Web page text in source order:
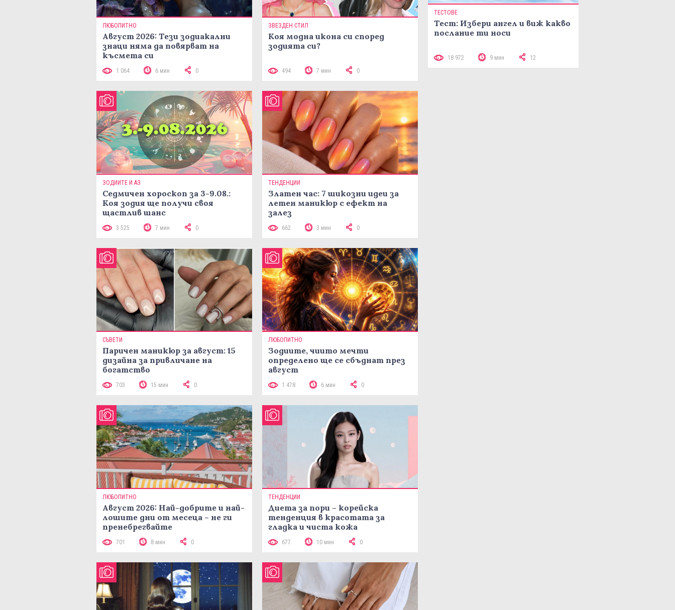
ЛЮБОПИТНО
Август 2026: Тези зодиакални
знаци няма да повярват на
късмета си
1 064 6 мин 0
ЗВЕЗДЕН СТИЛ
Коя модна икона си според
зодията си?
494 7 мин 0
ЗОДИИТЕ И АЗ
Седмичен хороскоп за 3-9.08.:
Коя зодия ще получи своя
щастлив шанс
3 525 7 мин 0
ТЕНДЕНЦИИ
Златен час: 7 шикозни идеи за
летен маникюр с ефект на
залез
662 3 мин 0
СЪВЕТИ
Паричен маникюр за август: 15
дизайна за привличане на
богатство
703 15 мин 0
ЛЮБОПИТНО
Зодиите, чиито мечти
определено ще се сбъднат през
август
1 478 6 мин 0
ЛЮБОПИТНО
Август 2026: Най-добрите и най-
лошите дни от месеца – не ги
пренебрегвайте
701 8 мин 0
ТЕНДЕНЦИИ
Диета за пори – корейска
тенденция в красотата за
гладка и чиста кожа
677 10 мин 0
ТЕСТОВЕ
Тест: Избери ангел и виж какво
послание ти носи
18 972 9 мин 12